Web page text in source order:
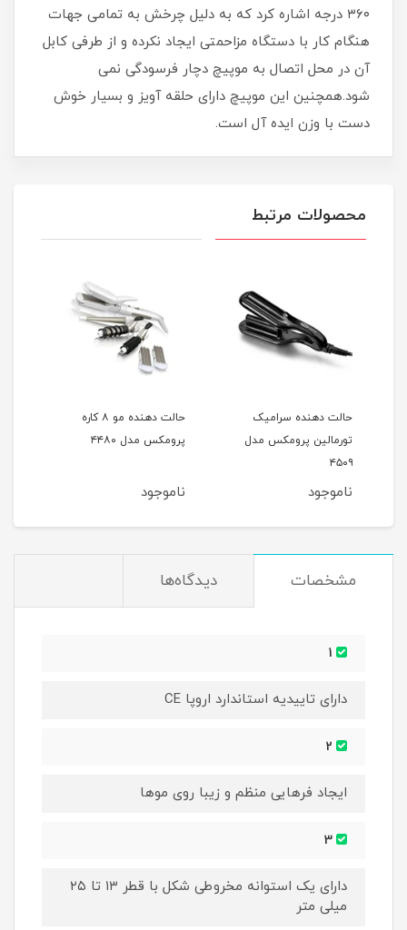
۳۶۰ درجه اشاره کرد که به دلیل چرخش به تمامی جهات
هنگام کار با دستگاه مزاحمتی ایجاد نکرده و از طرفی کابل
آن در محل اتصال به موپیچ دچار فرسودگی نمی
شود.همچنین این موپیچ دارای حلقه آویز و بسیار خوش
دست با وزن ایده آل است.
محصولات مرتبط
حالت دهنده سرامیک
تورمالین پرومکس مدل
۴۵۰۹
ناموجود
حالت دهنده مو ۸ کاره
پرومکس مدل ۴۴۸۰
ناموجود
مشخصات دیدگاه‌ها
دارای تاییدیه استاندارد اروپا CE
ایجاد فرهایی منظم و زیبا روی موها
دارای یک استوانه مخروطی شکل با قطر ۱۳ تا ۲۵
میلی متر